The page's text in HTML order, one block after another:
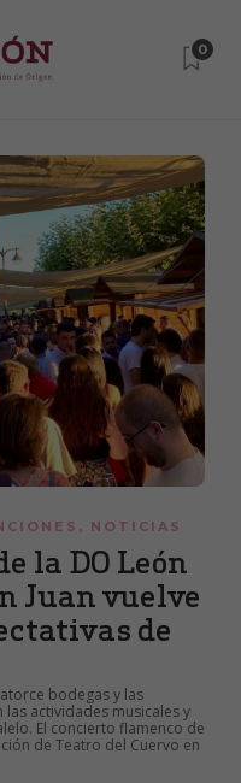
0
, NOTICIAS
la DO León
Juan vuelve
de
bodegas y las
actividades musicales y
El concierto flamenco de
de Teatro del Cuervo en